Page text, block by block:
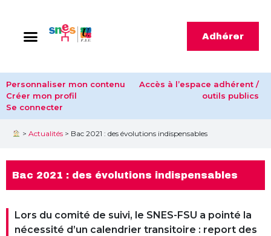
Adhérer
Personnaliser mon contenu
Créer mon profil
Se connecter
Accès à l’espace adhérent /
outils publics
> Actualités> Bac 2021 : des évolutions indispensables
Bac 2021 : des évolutions indispensables
Lors du comité de suivi, le SNES-FSU a pointé la
nécessité d’un calendrier transitoire : report des